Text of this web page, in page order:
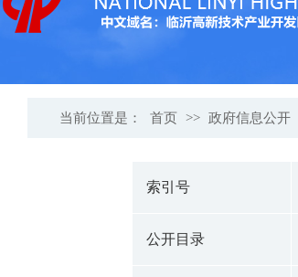
当前位置是： 首页 >> 政府信息公开
索引号
公开目录